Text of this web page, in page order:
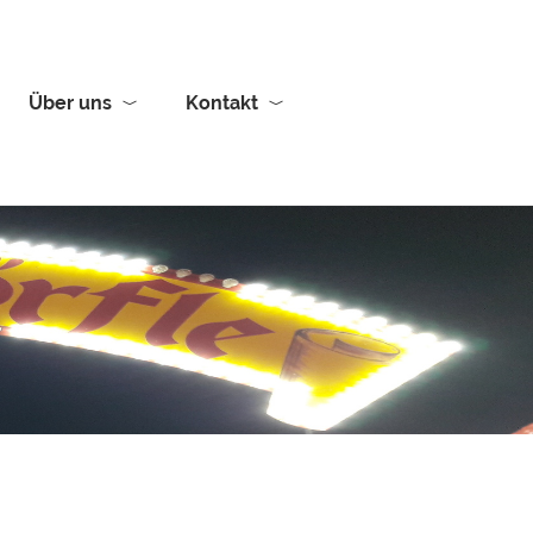
Über uns Kontakt